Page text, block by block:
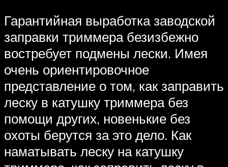
Гарантийная выработка заводской
заправки триммера безизбежно
востребует подмены лески. Имея
очень ориентировочное
представление о том, как заправить
леску в катушку триммера без
помощи других, новенькие без
охоты берутся за это дело. Как
наматывать леску на катушку